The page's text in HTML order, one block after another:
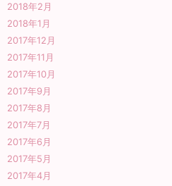
2018年2月
2018年1月
2017年12月
2017年11月
2017年10月
2017年9月
2017年8月
2017年7月
2017年6月
2017年5月
2017年4月